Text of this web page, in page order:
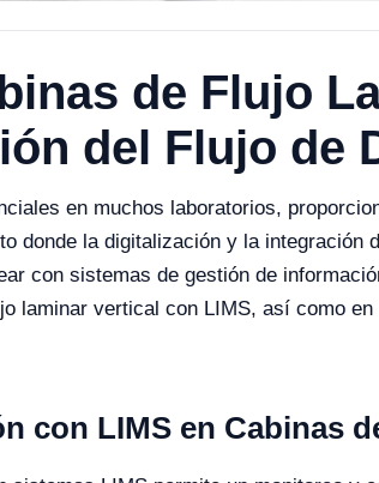
de Flujo
del Flujo de
en muchos laboratorios,
donde la digitalización y la
con sistemas de gestión de
laminar vertical con LIMS, así como
con LIMS en Cabinas